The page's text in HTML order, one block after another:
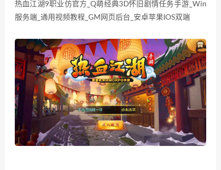
热血江湖9职业仿官方_Q萌经典3D怀旧剧情任务手游_Win
服务端_通用视频教程_GM网页后台_安卓苹果IOS双端